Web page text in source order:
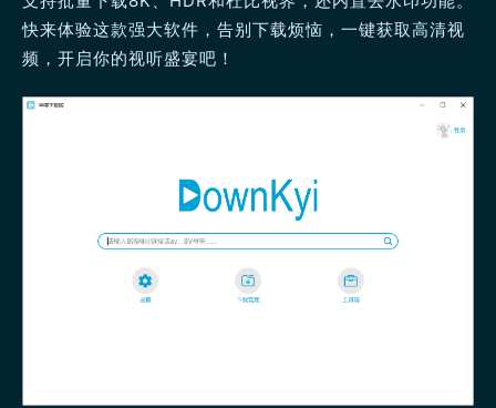
快来体验这款强大软件，告别下载烦恼，一键获取高清视
频，开启你的视听盛宴吧！